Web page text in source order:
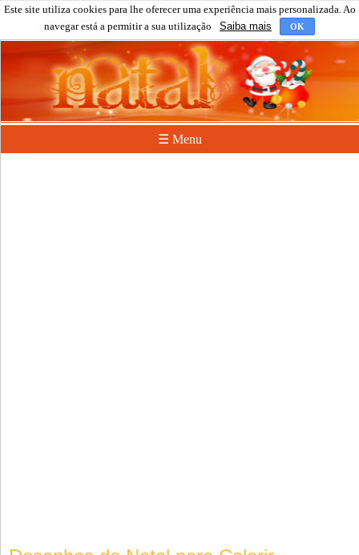
Este site utiliza cookies para lhe oferecer uma experiência mais personalizada. Ao
navegar está a permitir a sua utilização
Saiba mais OK
☰ Menu